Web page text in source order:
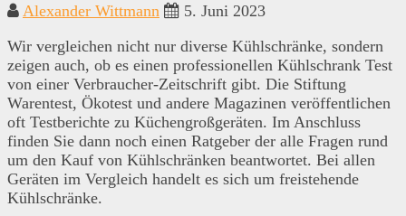
Alexander Wittmann
5. Juni 2023
Wir vergleichen nicht nur diverse Kühlschränke, sondern
zeigen auch, ob es einen professionellen Kühlschrank Test
von einer Verbraucher-Zeitschrift gibt. Die Stiftung
Warentest, Ökotest und andere Magazinen veröffentlichen
oft Testberichte zu Küchengroßgeräten. Im Anschluss
finden Sie dann noch einen Ratgeber der alle Fragen rund
um den Kauf von Kühlschränken beantwortet. Bei allen
Geräten im Vergleich handelt es sich um freistehende
Kühlschränke.